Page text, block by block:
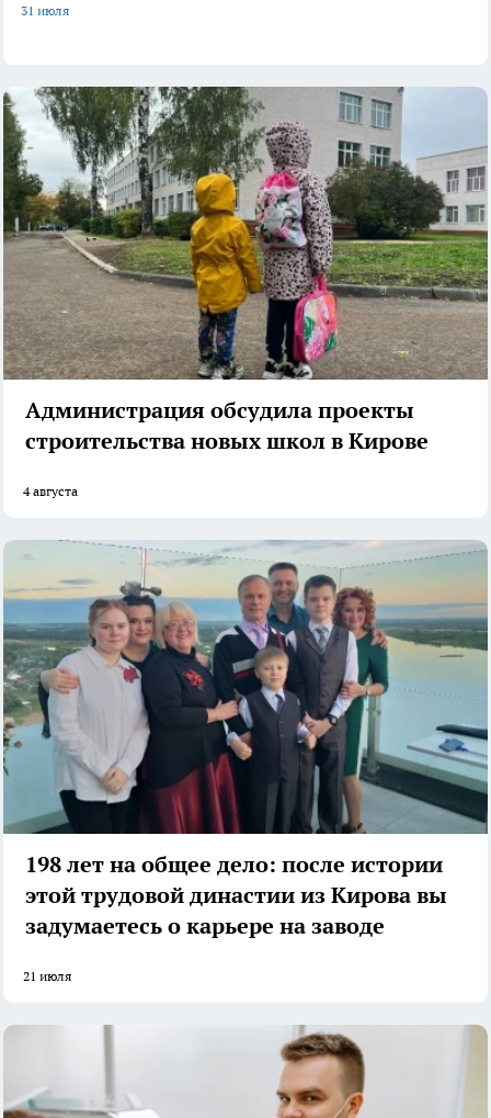
31 июля
Администрация обсудила проекты
строительства новых школ в Кирове
4 августа
198 лет на общее дело: после истории
этой трудовой династии из Кирова вы
задумаетесь о карьере на заводе
21 июля